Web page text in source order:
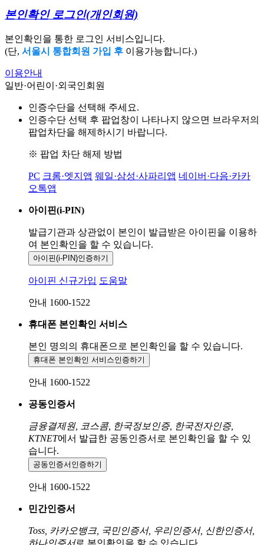
본인확인 로그인(개인회원)
본인확인을 통한 로그인 서비스입니다.
(단, 서울시 통합회원 가입 후 이용가능합니다.)
이용안내
일반·어린이·외국인회원
인증수단을 선택해 주세요.
인증수단 선택 후 팝업창이 나타나지 않으면 브라우저의
팝업차단을 해제하시기 바랍니다.
※ 팝업 차단 해제 방법
PC 크롬·엣지앱 웨일·삼성·사파리앱 네이버·다음·카카
오톡앱
아이핀(i-PIN)
발급기관과 상관없이 본인이 발급받은 아이핀을 이용하
여 본인확인을 할 수 있습니다.
아이핀(i-PIN)인증하기
아이핀 신규가입 도움말
안내 1600-1522
휴대폰 본인확인 서비스
본인 명의의 휴대폰으로 본인확인을 할 수 있습니다.
휴대폰 본인확인 서비스인증하기
안내 1600-1522
공동인증서
금융결제원, 코스콤, 한국정보인증, 한국전자인증,
KTNET에서 발급한 공동인증서로 본인확인을 할 수 있
습니다.
공동인증서 인증하기
안내 1600-1522
민간인증서
Toss, 카카오뱅크, 국민인증서, 우리인증서, 신한인증서,